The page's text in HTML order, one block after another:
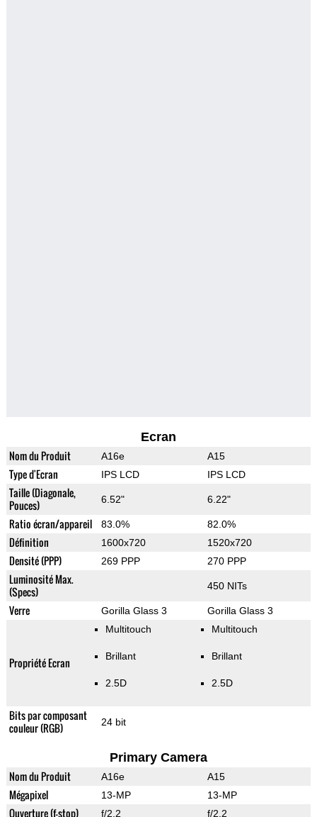
Ecran
Nom du Produit A16e A15
Type d'Ecran IPS LCD IPS LCD
Taille (Diagonale,
Pouces)
6.52" 6.22"
Ratio écran/appareil 83.0% 82.0%
Définition 1600x720 1520x720
Densité (PPP) 269 PPP 270 PPP
Luminosité Max.
(Specs)
450 NITs
Verre Gorilla Glass 3 Gorilla Glass 3
Propriété Ecran
Multitouch
Brillant
2.5D
Multitouch
Brillant
2.5D
Bits par composant
couleur (RGB)
24 bit
Primary Camera
Nom du Produit A16e A15
Mégapixel 13-MP 13-MP
Ouverture (f-stop) f/2.2 f/2.2